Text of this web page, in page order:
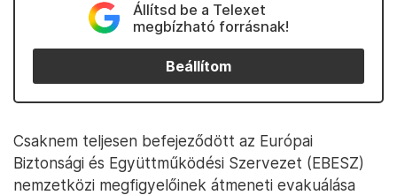
Állítsd be a Telexet
megbízható forrásnak!
Beállítom
Csaknem teljesen befejeződött az Európai
Biztonsági és Együttműködési Szervezet (EBESZ)
nemzetközi megfigyelőinek átmeneti evakuálása